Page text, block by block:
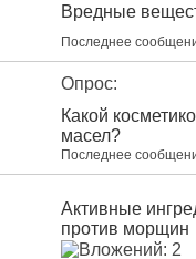
Вредные
Последнее
Опрос:
Какой
масел?
Последнее
Активные
против морщин